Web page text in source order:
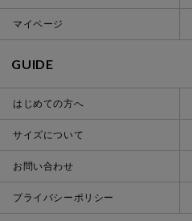
マイページ
GUIDE
はじめての方へ
サイズについて
お問い合わせ
プライバシーポリシー